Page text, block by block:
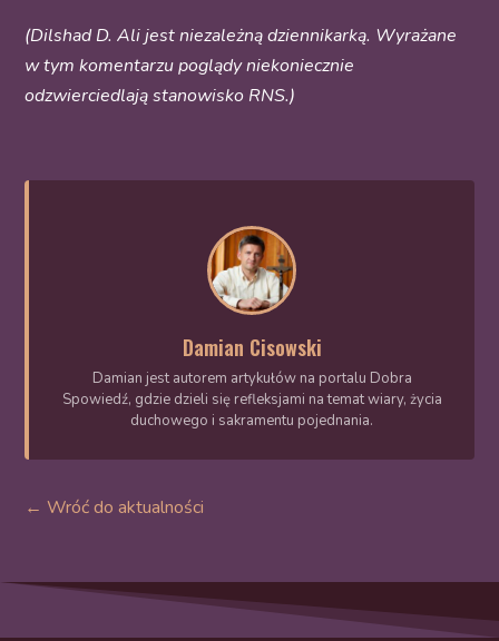
(Dilshad D. Ali jest niezależną dziennikarką. Wyrażane
w tym komentarzu poglądy niekoniecznie
odzwierciedlają stanowisko RNS.)
Damian Cisowski
Damian jest autorem artykułów na portalu Dobra
Spowiedź, gdzie dzieli się refleksjami na temat wiary, życia
duchowego i sakramentu pojednania.
← Wróć do aktualności